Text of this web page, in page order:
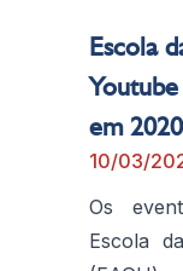
Escola
em
10/03/
Os
Escola